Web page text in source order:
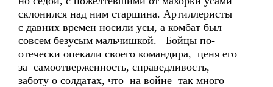
склонился над ним старшина. Артиллеристы
с давних времен носили усы, а комбат был
совсем безусым мальчишкой. Бойцы по-
отечески опекали своего командира, ценя его
за самоотверженность, справедливость,
заботу о солдатах, что на войне так много